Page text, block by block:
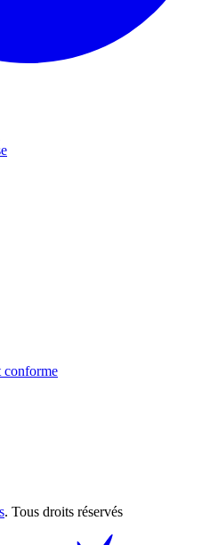
conforme
. Tous droits réservés